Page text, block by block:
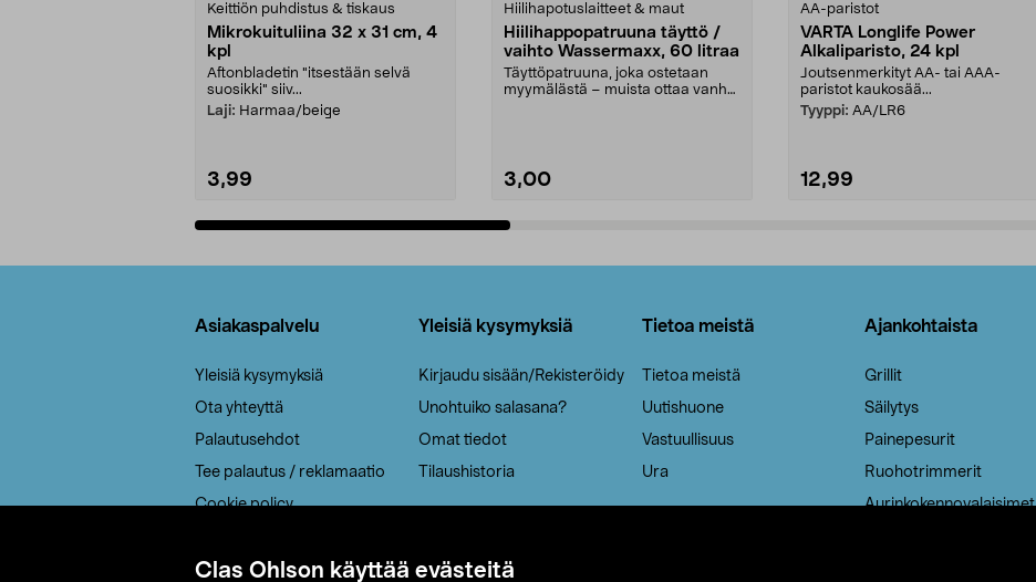
Clas Ohlson käyttää evästeitä
Keittiön puhdistus & tiskaus
Mikrokuituliina 32 x 31 cm, 4
kpl
Aftonbladetin "itsestään selvä
suosikki" siiv...
Laji: Harmaa/beige
3,99
Hiilihapotuslaitteet & maut
Hiilihappopatruuna täyttö /
vaihto Wassermaxx, 60 litraa
Täyttöpatruuna, joka ostetaan
myymälästä – muista ottaa vanha
3,00
AA-paristot
VARTA Longlife Power
Alkaliparisto, 24 kpl
Joutsenmerkityt AA- tai AAA-
paristot kaukosää...
Tyyppi: AA/LR6
12,99
Asiakaspalvelu
Yleisiä kysymyksiä
Ota yhteyttä
Palautusehdot
Tee palautus / reklamaatio
Cookie policy
Saavutettavuus
Yleisiä kysymyksiä
Kirjaudu sisään/Rekisteröidy
Unohtuiko salasana?
Omat tiedot
Tilaushistoria
Tietoa meistä
Tietoa meistä
Uutishuone
Vastuullisuus
Ura
Ajankohtaista
Grillit
Säilytys
Painepesurit
Ruohotrimmerit
Aurinkokennovalaisimet